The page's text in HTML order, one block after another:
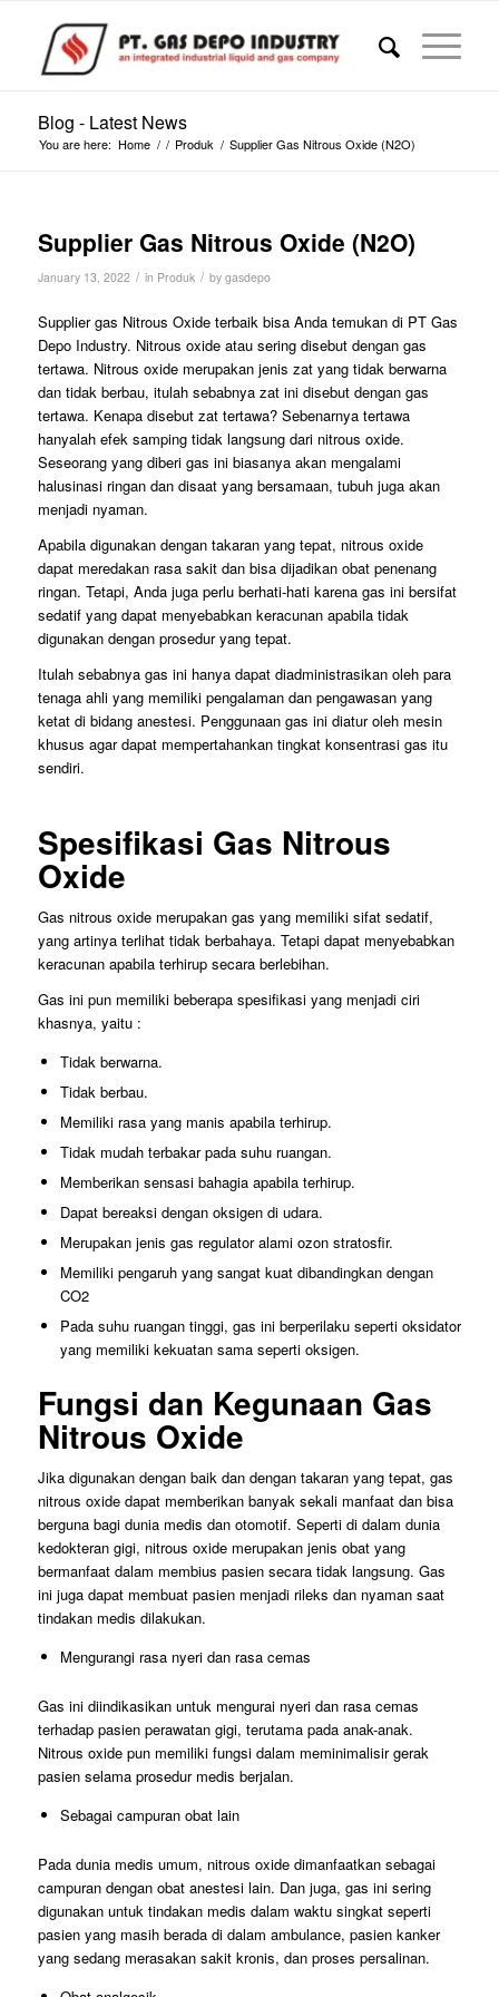
Blog - Latest News
You are here: Home / / Produk / Supplier Gas Nitrous Oxide (N2O)
Supplier Gas Nitrous Oxide (N2O)
January 13, 2022 / in Produk / by gasdepo
Supplier gas Nitrous Oxide terbaik bisa Anda temukan di PT Gas
Depo Industry. Nitrous oxide atau sering disebut dengan gas
tertawa. Nitrous oxide merupakan jenis zat yang tidak berwarna
dan tidak berbau, itulah sebabnya zat ini disebut dengan gas
tertawa. Kenapa disebut zat tertawa? Sebenarnya tertawa
hanyalah efek samping tidak langsung dari nitrous oxide.
Seseorang yang diberi gas ini biasanya akan mengalami
halusinasi ringan dan disaat yang bersamaan, tubuh juga akan
menjadi nyaman.
Apabila digunakan dengan takaran yang tepat, nitrous oxide
dapat meredakan rasa sakit dan bisa dijadikan obat penenang
ringan. Tetapi, Anda juga perlu berhati-hati karena gas ini bersifat
sedatif yang dapat menyebabkan keracunan apabila tidak
digunakan dengan prosedur yang tepat.
Itulah sebabnya gas ini hanya dapat diadministrasikan oleh para
tenaga ahli yang memiliki pengalaman dan pengawasan yang
ketat di bidang anestesi. Penggunaan gas ini diatur oleh mesin
khusus agar dapat mempertahankan tingkat konsentrasi gas itu
sendiri.
Spesifikasi Gas Nitrous
Oxide
Gas nitrous oxide merupakan gas yang memiliki sifat sedatif,
yang artinya terlihat tidak berbahaya. Tetapi dapat menyebabkan
keracunan apabila terhirup secara berlebihan.
Gas ini pun memiliki beberapa spesifikasi yang menjadi ciri
khasnya, yaitu :
Tidak berwarna.
Tidak berbau.
Memiliki rasa yang manis apabila terhirup.
Tidak mudah terbakar pada suhu ruangan.
Memberikan sensasi bahagia apabila terhirup.
Dapat bereaksi dengan oksigen di udara.
Merupakan jenis gas regulator alami ozon stratosfir.
Memiliki pengaruh yang sangat kuat dibandingkan dengan
CO2
Pada suhu ruangan tinggi, gas ini berperilaku seperti oksidator
yang memiliki kekuatan sama seperti oksigen.
Fungsi dan Kegunaan Gas
Nitrous Oxide
Jika digunakan dengan baik dan dengan takaran yang tepat, gas
nitrous oxide dapat memberikan banyak sekali manfaat dan bisa
berguna bagi dunia medis dan otomotif. Seperti di dalam dunia
kedokteran gigi, nitrous oxide merupakan jenis obat yang
bermanfaat dalam membius pasien secara tidak langsung. Gas
ini juga dapat membuat pasien menjadi rileks dan nyaman saat
tindakan medis dilakukan.
Mengurangi rasa nyeri dan rasa cemas
Gas ini diindikasikan untuk mengurai nyeri dan rasa cemas
terhadap pasien perawatan gigi, terutama pada anak-anak.
Nitrous oxide pun memiliki fungsi dalam meminimalisir gerak
pasien selama prosedur medis berjalan.
Sebagai campuran obat lain
Pada dunia medis umum, nitrous oxide dimanfaatkan sebagai
campuran dengan obat anestesi lain. Dan juga, gas ini sering
digunakan untuk tindakan medis dalam waktu singkat seperti
pasien yang masih berada di dalam ambulance, pasien kanker
yang sedang merasakan sakit kronis, dan proses persalinan.